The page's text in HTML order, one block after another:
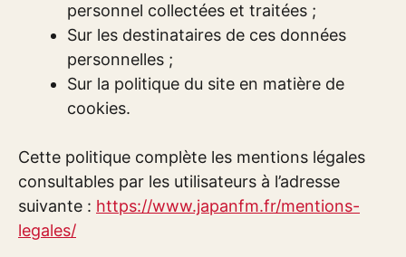
personnel collectées et traitées ;
Sur les destinataires de ces données
personnelles ;
Sur la politique du site en matière de
cookies.
Cette politique complète les mentions légales
consultables par les utilisateurs à l’adresse
suivante : https://www.japanfm.fr/mentions-
legales/